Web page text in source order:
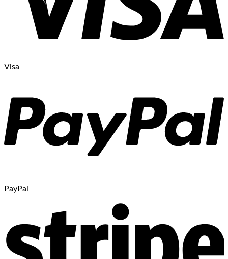
Visa
PayPal